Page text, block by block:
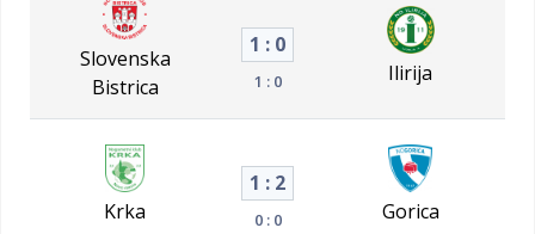
Slovenska
Bistrica
1 : 0
1 : 0 Ilirija
Krka
1 : 2
0 : 0 Gorica